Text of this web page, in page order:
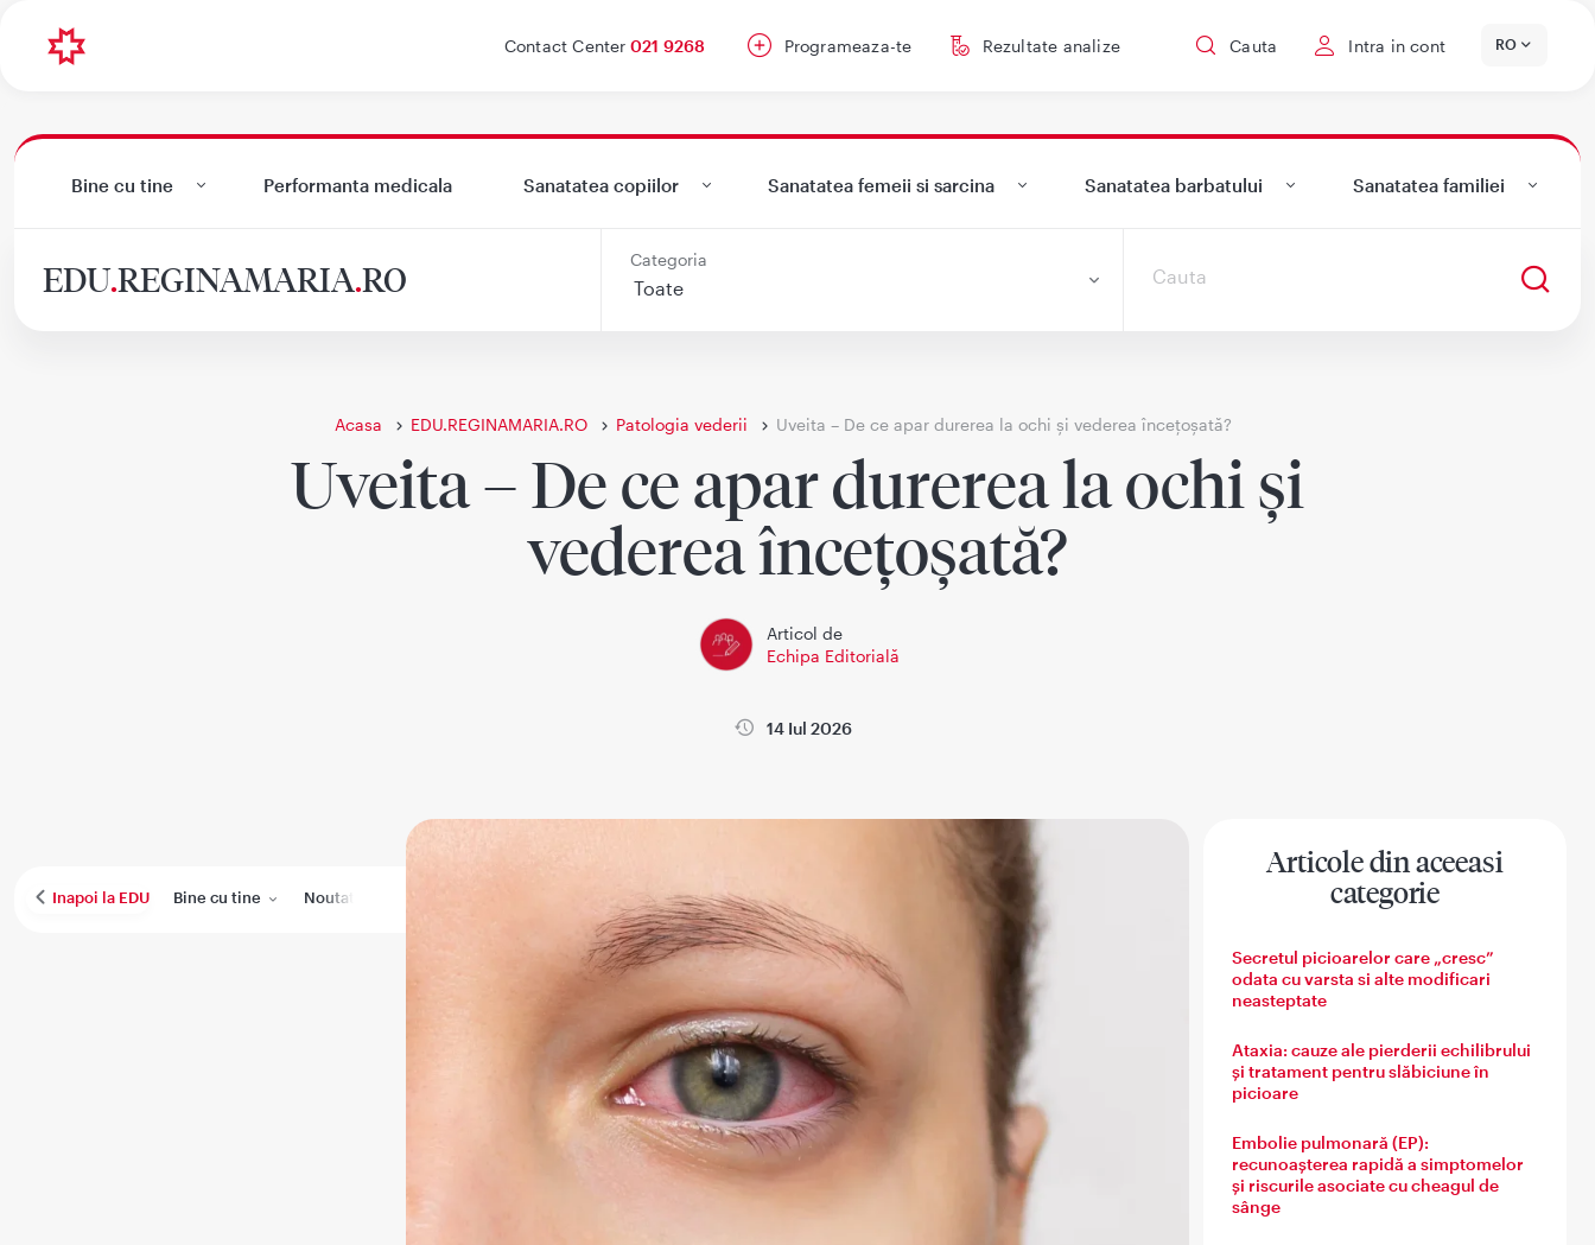
Contact Center 021 9268 Programeaza-te Rezultate analize Cauta Intra in cont RO
Bine cu tine Performanta medicala Sanatatea copiilor Sanatatea femeii si sarcina Sanatatea barbatului Sanatatea familiei
EDU.REGINAMARIA.RO Categoria
Acasa EDU.REGINAMARIA.RO Patologia vederii Uveita – De ce apar durerea la ochi și vederea încețoșată?
Uveita – De ce apar durerea la ochi și
vederea încețoșată?
Articol de
Echipa Editorială
14 Iul 2026
Inapoi la EDU Bine cu tine Noutati Wikimedica Sanatatea copiilor Sanatatea femeii si sarcina Sanatatea familiei
Articole din aceeasi
categorie
Secretul picioarelor care „cresc”
odata cu varsta si alte modificari
neasteptate
Ataxia: cauze ale pierderii echilibrului
și tratament pentru slăbiciune în
picioare
Embolie pulmonară (EP):
recunoașterea rapidă a simptomelor
și riscurile asociate cu cheagul de
sânge